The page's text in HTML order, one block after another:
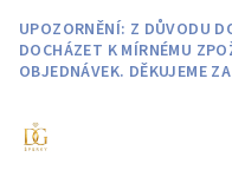
obsah
UPOZORNĚNÍ: Z DŮVODU
DOCHÁZET K MÍRNÉMU
OBJEDNÁVEK. DĚKUJEME